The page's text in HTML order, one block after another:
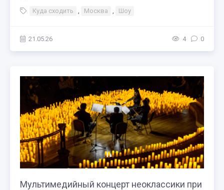
Куда сходить , Москва , Шоу
21.05.26 4 0
Мультимедийный концерт неоклассики при